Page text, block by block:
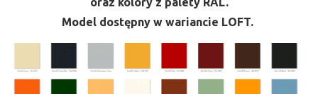
Model dostępny w wariancie LOFT.